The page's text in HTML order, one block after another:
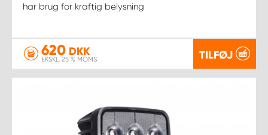
har brug for kraftig belysning
620 DKK
EKSKL. 25 % MOMS TILFØJ